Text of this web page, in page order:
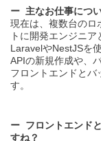
主なお仕事につ
現在は、複数台のロ
トに開発エンジニア
LaravelやNestJSを
APIの新規作成や、
フロントエンドとバ
す。
フロントエンド
すね？